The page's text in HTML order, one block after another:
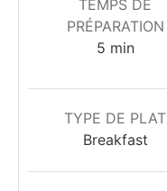
TEMPS DE
PRÉPARATION
5minutes
min
TYPE DE PLAT
Breakfast